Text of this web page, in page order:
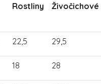
Rostliny Živočichové
22,5 29,5
18 28